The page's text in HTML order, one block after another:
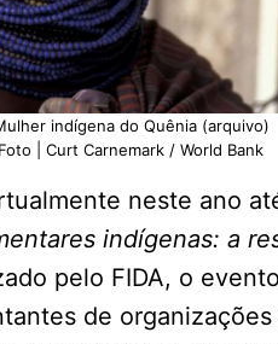
indígena do Quênia (arquivo)
Foto | Curt Carnemark / World Bank
neste ano
indígenas: a
pelo FIDA, o
de